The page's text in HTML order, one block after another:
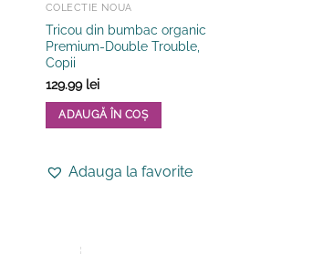
COLECTIE NOUA
Tricou din bumbac organic
Premium-Double Trouble,
Copii
129.99 lei
ADAUGĂ ÎN COȘ
are Adauga la favorite